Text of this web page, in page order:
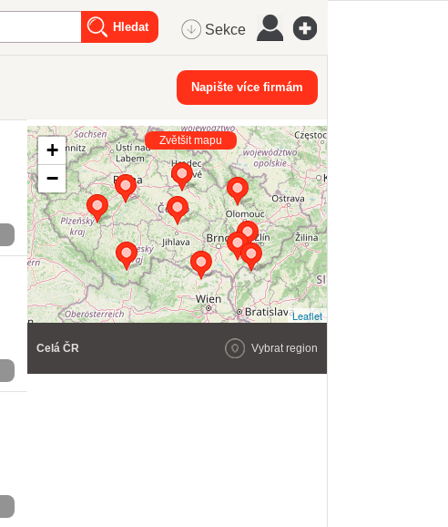
Sekce
Napište více firmám
+
−
Leaflet
Zvětšit mapu
Celá ČR Vybrat region